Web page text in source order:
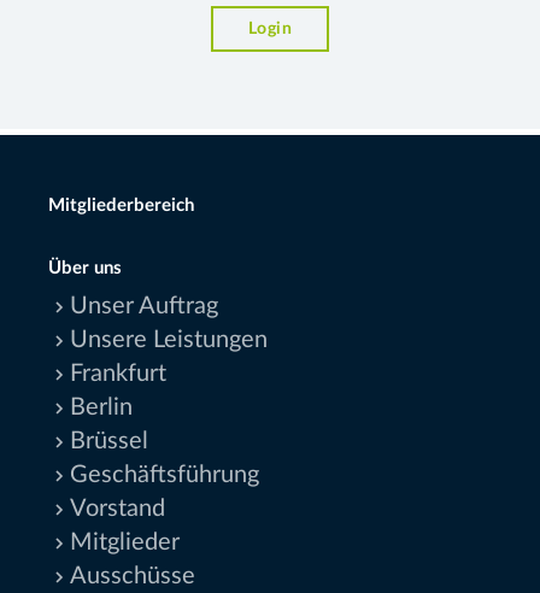
Login
Mitgliederbereich
Über uns
Unser Auftrag
Unsere Leistungen
Frankfurt
Berlin
Brüssel
Geschäftsführung
Vorstand
Mitglieder
Ausschüsse